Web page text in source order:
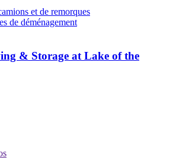
et de remorques
de déménagement
& Storage at Lake of the